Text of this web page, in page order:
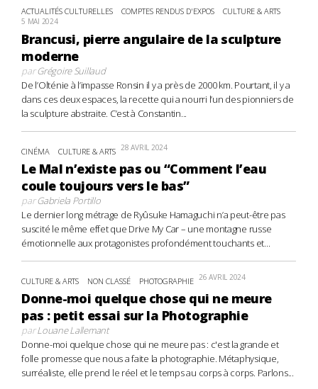
ACTUALITÉS CULTURELLES COMPTES RENDUS D'EXPOS CULTURE & ARTS
5 MAI 2024
Brancusi, pierre angulaire de la sculpture
moderne
parGrégoire Suillaud
De l’Olténie à l’impasse Ronsin il y a près de 2000 km. Pourtant, il y a
dans ces deux espaces, la recette qui a nourri l’un des pionniers de
la sculpture abstraite. C’est à Constantin...
CINÉMA CULTURE & ARTS 28 AVRIL 2024
Le Mal n’existe pas ou “Comment l’eau
coule toujours vers le bas”
parGabriela Portillo
Le dernier long métrage de Ryûsuke Hamaguchi n’a peut-être pas
suscité le même effet que Drive My Car – une montagne russe
émotionnelle aux protagonistes profondément touchants et...
CULTURE & ARTS NON CLASSÉ PHOTOGRAPHIE 26 AVRIL 2024
Donne-moi quelque chose qui ne meure
pas : petit essai sur la Photographie
parLouane Lallemant
Donne-moi quelque chose qui ne meure pas : c'est la grande et
folle promesse que nous a faite la photographie. Métaphysique,
surréaliste, elle prend le réel et le temps au corps à corps. Parlons...